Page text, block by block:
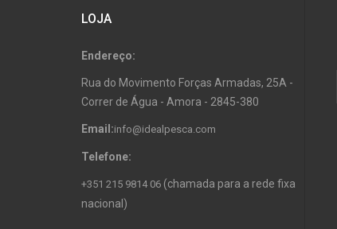
LOJA
Endereço:
Rua do Movimento Forças Armadas, 25A -
Correr de Água - Amora - 2845-380
Email:info@idealpesca.com
Telefone:
+351 215 9814 06 (chamada para a rede fixa
nacional)